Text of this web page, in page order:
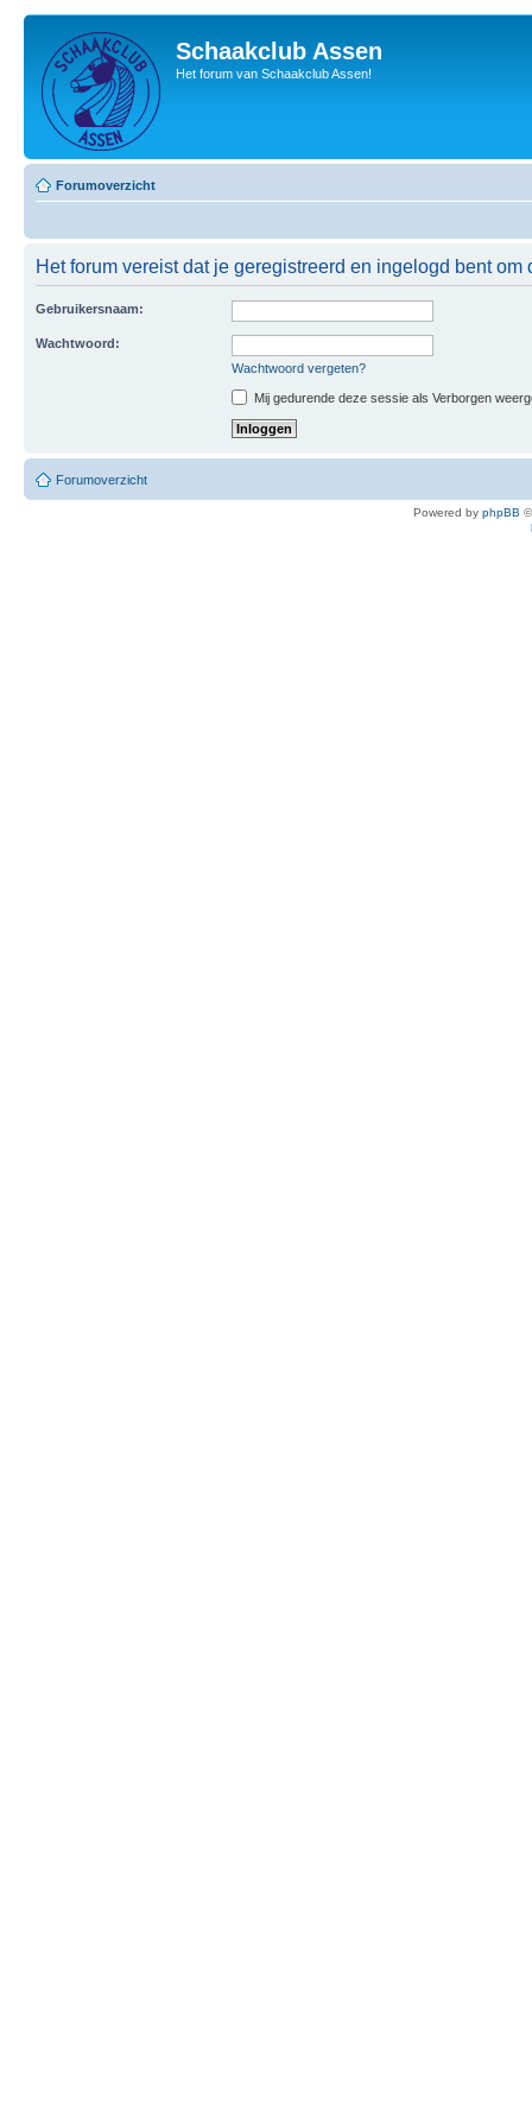
Schaakclub Assen
Het forum van Schaakclub Assen!
Forumoverzicht
Het forum vereist dat je geregistreerd en ingelogd bent
Gebruikersnaam:
Wachtwoord:
Wachtwoord vergeten?
Mij gedurende deze sessie als Verborgen
Forumoverzicht
Powered by phpBB